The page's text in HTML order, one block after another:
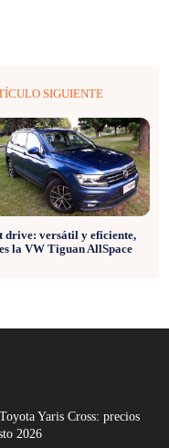
SIGUIENTE
drive: versátil y eficiente,
la VW Tiguan AllSpace
Yaris Cross: precios
2026